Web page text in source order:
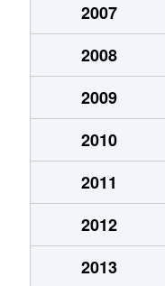
宮丸町
安久町
安久町
安久町
安久町
山田町中霧島
高城町四家
高城町四家
高城町穂満坊
高野町
立野町
太郎坊町
太郎坊町
2007
2008
2009
2010
2011
2012
2013